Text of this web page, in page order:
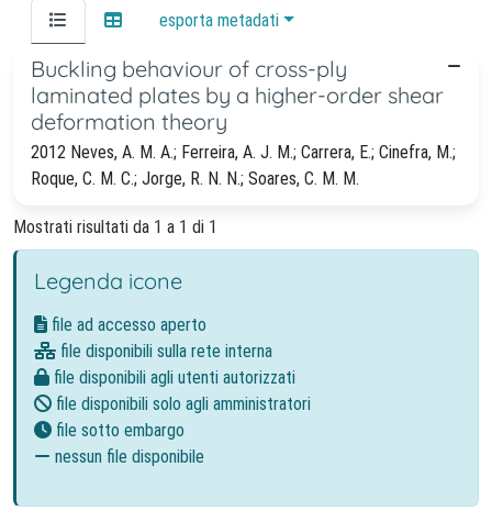
esporta metadati
Buckling behaviour of cross-ply
laminated plates by a higher-order shear
deformation theory
2012 Neves, A. M. A.; Ferreira, A. J. M.; Carrera, E.; Cinefra, M.;
Roque, C. M. C.; Jorge, R. N. N.; Soares, C. M. M.
Mostrati risultati da 1 a 1 di 1
Legenda icone
file ad accesso aperto
file disponibili sulla rete interna
file disponibili agli utenti autorizzati
file disponibili solo agli amministratori
file sotto embargo
nessun file disponibile